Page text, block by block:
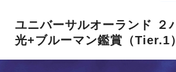
ユニバーサルオーランド ２
光+ブルーマン鑑賞（Tier.1）